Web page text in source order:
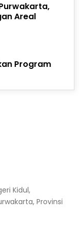
Areal
Program
Kidul,
Provinsi